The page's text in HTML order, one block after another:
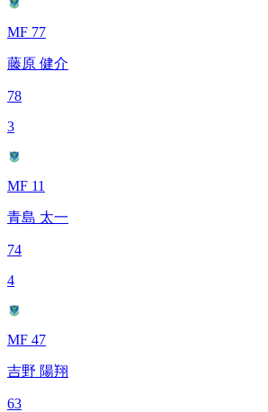
MF 77
藤原 健介
78
3
MF 11
青島 太一
74
4
MF 47
吉野 陽翔
63